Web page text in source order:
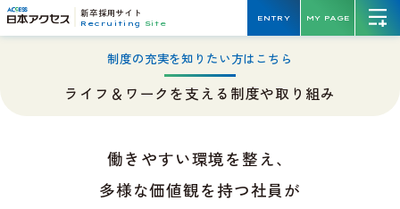
新卒採用サイト
Recruiting Site
ENTRY MY PAGE
制度の充実を知りたい方はこちら
ライフ＆ワークを支える制度や取り組み
働きやすい環境を整え、
多様な価値観を持つ社員が